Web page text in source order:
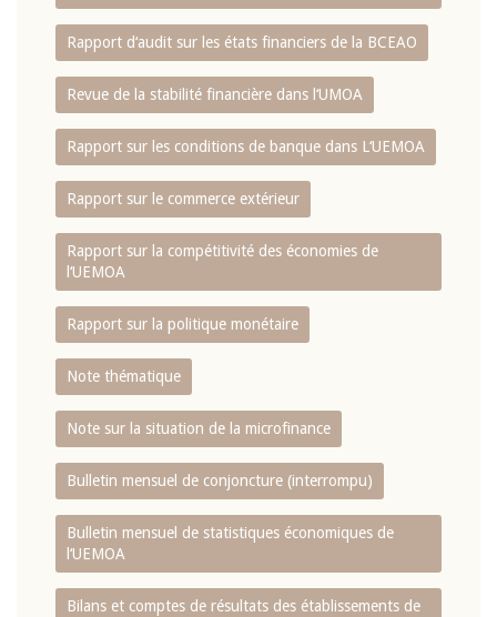
Rapport d‘audit sur les états financiers de la BCEAO
Revue de la stabilité financière dans l‘UMOA
Rapport sur les conditions de banque dans L‘UEMOA
Rapport sur le commerce extérieur
Rapport sur la compétitivité des économies de
l‘UEMOA
Rapport sur la politique monétaire
Note thématique
Note sur la situation de la microfinance
Bulletin mensuel de conjoncture (interrompu)
Bulletin mensuel de statistiques économiques de
l‘UEMOA
Bilans et comptes de résultats des établissements de